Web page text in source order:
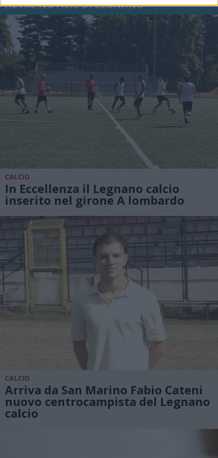
ALTRE NOTIZIE DI LEGNANO
CALCIO
In Eccellenza il Legnano calcio
inserito nel girone A lombardo
CALCIO
Arriva da San Marino Fabio Cateni
nuovo centrocampista del Legnano
calcio